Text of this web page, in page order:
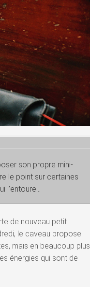
son propre mini-
le point sur certaines
l’entoure…
de nouveau petit
le caveau propose
mais en beaucoup plus
énergies qui sont de